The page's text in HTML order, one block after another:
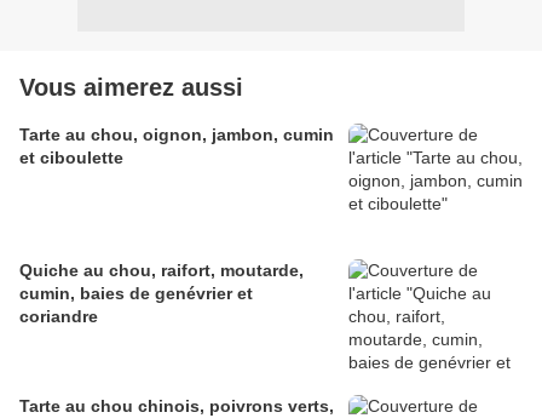
Vous aimerez aussi
Tarte au chou, oignon, jambon, cumin
et ciboulette
Quiche au chou, raifort, moutarde,
cumin, baies de genévrier et
coriandre
Tarte au chou chinois, poivrons verts,